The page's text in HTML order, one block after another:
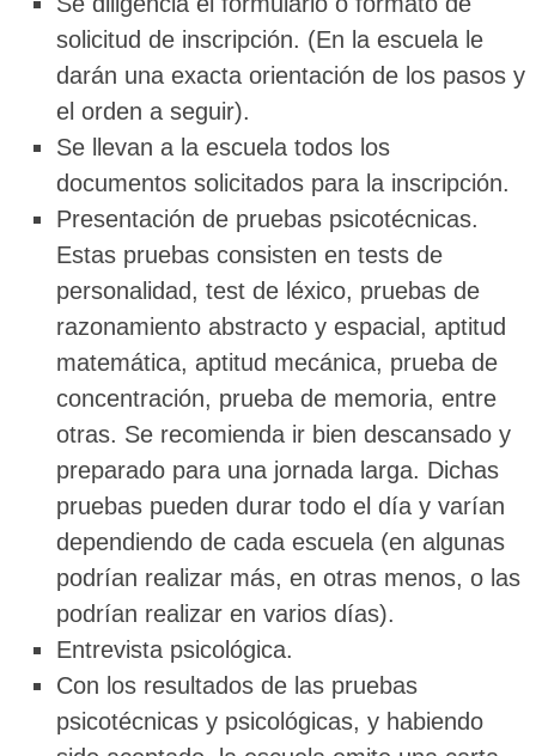
solicitud de inscripción. (En la escuela le
darán una exacta orientación de los pasos y
el orden a seguir).
Se llevan a la escuela todos los
documentos solicitados para la inscripción.
Presentación de pruebas psicotécnicas.
Estas pruebas consisten en tests de
personalidad, test de léxico, pruebas de
razonamiento abstracto y espacial, aptitud
matemática, aptitud mecánica, prueba de
concentración, prueba de memoria, entre
otras. Se recomienda ir bien descansado y
preparado para una jornada larga. Dichas
pruebas pueden durar todo el día y varían
dependiendo de cada escuela (en algunas
podrían realizar más, en otras menos, o las
podrían realizar en varios días).
Entrevista psicológica.
Con los resultados de las pruebas
psicotécnicas y psicológicas, y habiendo